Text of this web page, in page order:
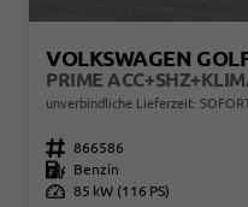
VOLKSWAGEN
unverbindliche Lieferzeit:
Fahrzeugnr. 866586
Kraftstoff
Benzin
Leistung 85 kW (116 PS)